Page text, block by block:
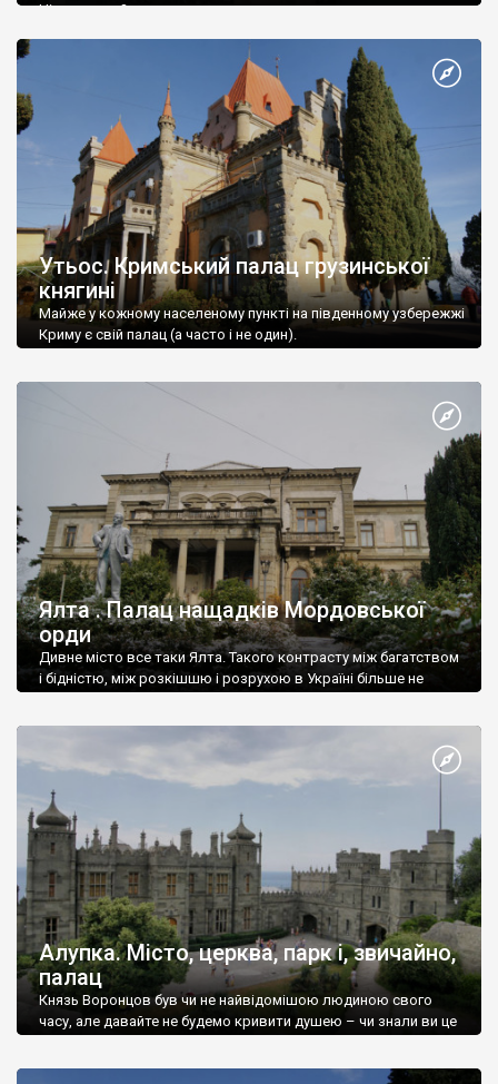
Ніжин греки?
Утьос. Кримський палац грузинської
княгині
Майже у кожному населеному пункті на південному узбережжі
Криму є свій палац (а часто і не один).
Ялта . Палац нащадків Мордовської
орди
Дивне місто все таки Ялта. Такого контрасту між багатством
і бідністю, між розкішшю і розрухою в Україні більше не
Алупка. Місто, церква, парк і, звичайно,
палац
Князь Воронцов був чи не найвідомішою людиною свого
часу, але давайте не будемо кривити душею – чи знали ви це